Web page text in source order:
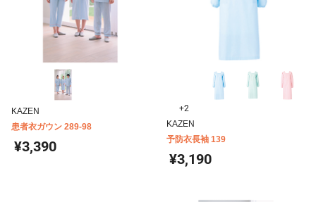
KAZEN
患者衣ガウン 289-98
¥3,390
+2
KAZEN
予防衣長袖 139
¥3,190